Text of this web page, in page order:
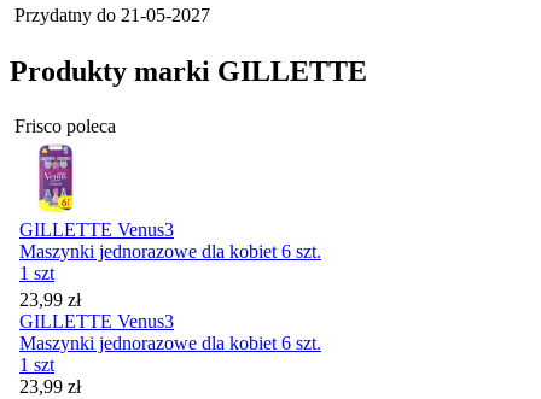
Przydatny do 21-05-2027
Produkty marki GILLETTE
Frisco poleca
GILLETTE Venus3
Maszynki jednorazowe dla kobiet 6 szt.
1 szt
Cena
23,99 zł
GILLETTE Venus3
Maszynki jednorazowe dla kobiet 6 szt.
1 szt
Cena
23,99 zł